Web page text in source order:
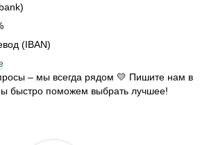
(IBAN)
– мы всегда рядом 💛 Пишите нам в
быстро поможем выбрать лучшее!